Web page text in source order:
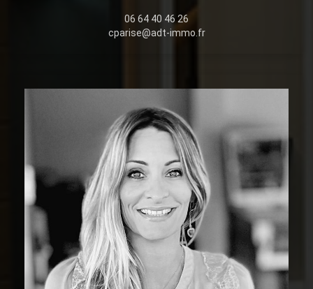
06 64 40 46 26
cparise@adt-immo.fr